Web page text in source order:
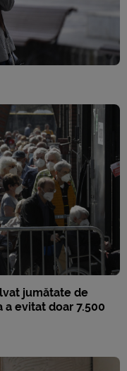
jumătate de
a evitat doar 7.500